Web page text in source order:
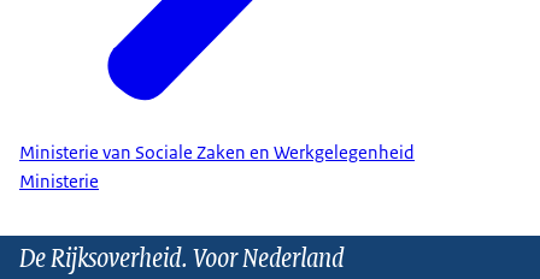
Ministerie van Sociale Zaken en Werkgelegenheid
Ministerie
De Rijksoverheid. Voor Nederland